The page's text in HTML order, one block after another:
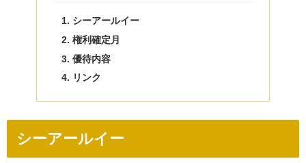
シーアールイー
権利確定月
優待内容
リンク
シーアールイー